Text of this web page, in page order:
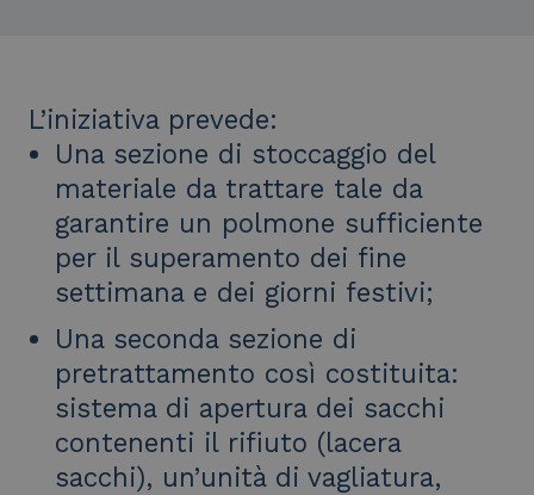
L’iniziativa prevede:
Una sezione di stoccaggio del
materiale da trattare tale da
garantire un polmone sufficiente
per il superamento dei fine
settimana e dei giorni festivi;
Una seconda sezione di
pretrattamento così costituita:
sistema di apertura dei sacchi
contenenti il rifiuto (lacera
sacchi), un’unità di vagliatura,